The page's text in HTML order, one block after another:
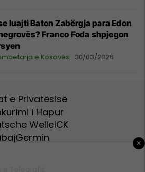
luajti Baton Zabërgja para Edon
Franco Foda shpjegon
e Kosovës 30/03/2026
e Privatësisë
i Hapur
WelleICK
Germin ×